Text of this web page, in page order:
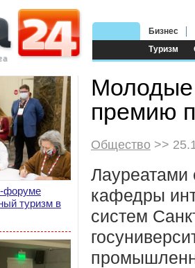
Туризм
Бизнес
форуме
туризм в
Молодые
премию
Общество >>
Лауреатами
кафедры
систем